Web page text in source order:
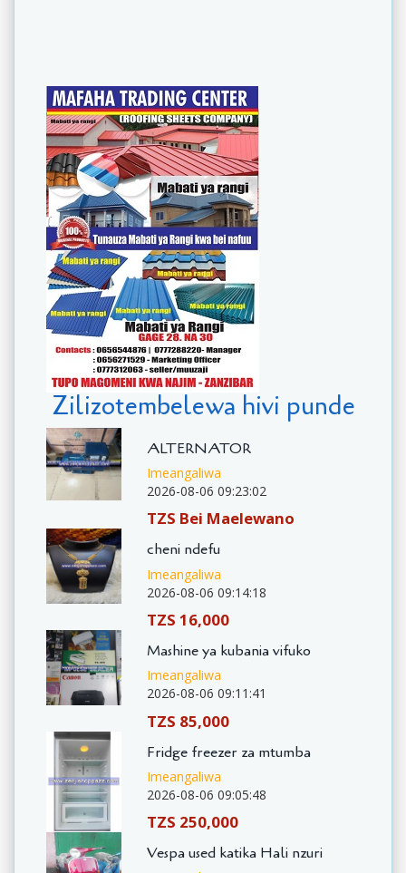
Zilizotembelewa hivi punde
ALTERNATOR
Imeangaliwa
2026-08-06 09:23:02
TZS Bei Maelewano
cheni ndefu
Imeangaliwa
2026-08-06 09:14:18
TZS 16,000
Mashine ya kubania vifuko
Imeangaliwa
2026-08-06 09:11:41
TZS 85,000
Fridge freezer za mtumba
Imeangaliwa
2026-08-06 09:05:48
TZS 250,000
Vespa used katika Hali nzuri